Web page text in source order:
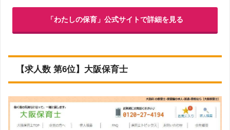
「わたしの保育」公式サイトで詳細を見る
【求人数 第6位】大阪保育士